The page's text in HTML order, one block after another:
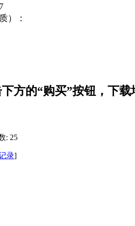
）：
方的“购买”按钮，下
: 25
录]